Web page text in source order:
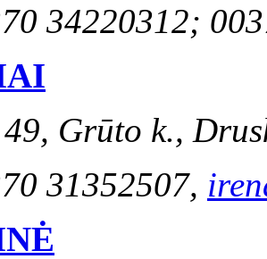
34220312;
Grūto k.,
31352507,